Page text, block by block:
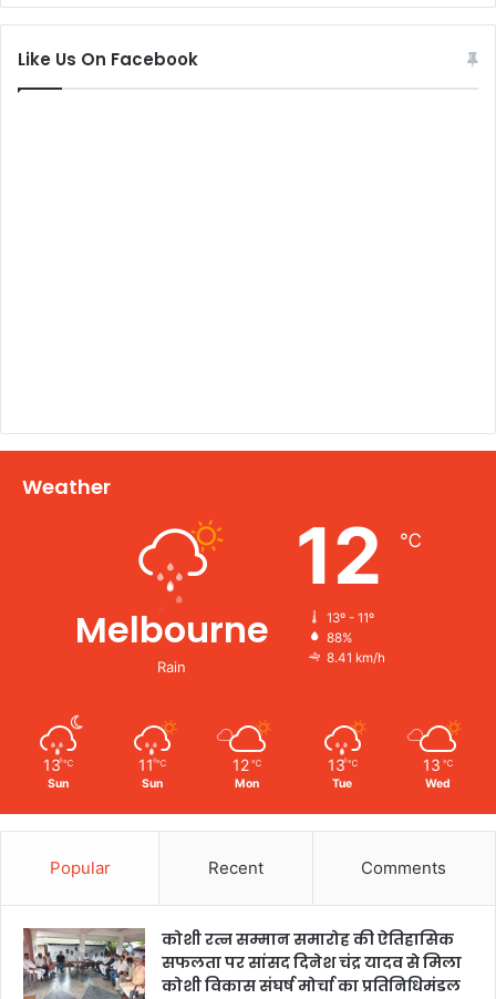
Like Us On Facebook
Weather
Melbourne
Rain
12 ℃
13º - 11º
88%
8.41 km/h
13 ℃
Sun
11 ℃
Sun
12 ℃
Mon
13 ℃
Tue
13 ℃
Wed
Popular Recent Comments
कोशी रत्न सम्मान समारोह की ऐतिहासिक
सफलता पर सांसद दिनेश चंद्र यादव से मिला
कोशी विकास संघर्ष मोर्चा का प्रतिनिधिमंडल